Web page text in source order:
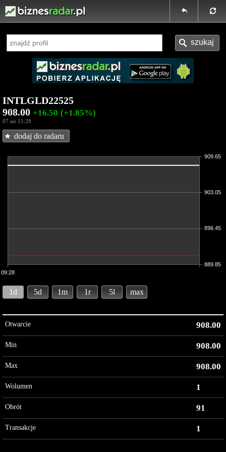
INTLGLD22525
908.00 +16.50 (+1.85%)
07 sie 11:28
dodaj do radaru
09:28
889.85
896.45
903.05
909.65
1d 5d 1m 1r 5l max
Otwarcie 908.00
Min 908.00
Max 908.00
Wolumen 1
Obrót 91
Transakcje 1